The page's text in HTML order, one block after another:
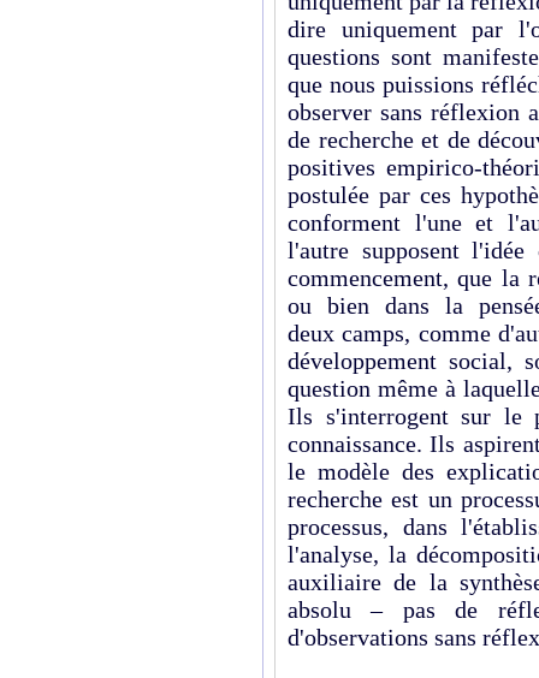
dire uniquement par
questions sont
que nous puissions
observer sans réflexion
de recherche et de
positives empirico-
postulée par ces
conforment l'une et
l'autre supposent
commencement, que la
ou bien dans la
deux camps, comme
développement
question même à
Ils s'interrogent sur le
connaissance. Ils
le modèle des
recherche est un
processus, dans
l'analyse, la
auxiliaire de la
absolu – pas de
d'observations sans